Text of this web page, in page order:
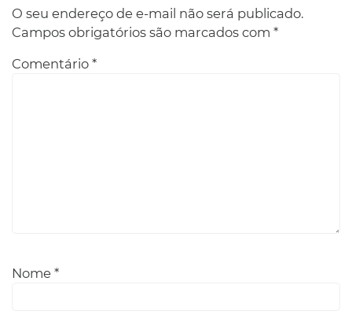
O seu endereço de e-mail não será publicado.
Campos obrigatórios são marcados com *
Comentário *
Nome *